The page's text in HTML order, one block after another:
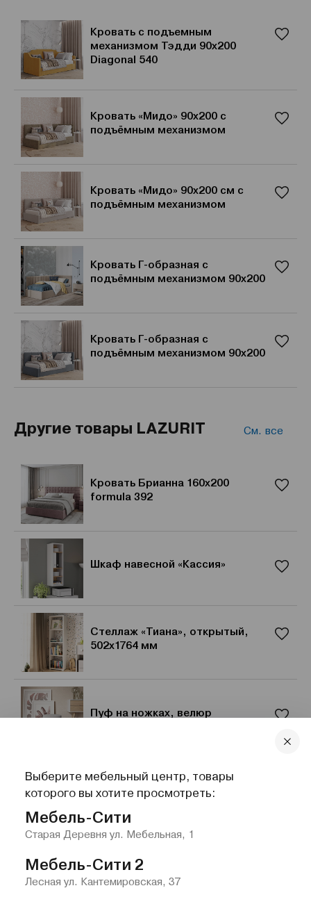
Кровать с подъемным
механизмом Тэдди 90x200
Diagonal 540
Кровать «Мидо» 90x200 с
подъёмным механизмом
Кровать «Мидо» 90x200 см с
подъёмным механизмом
Кровать Г-образная с
подъёмным механизмом 90x200
Кровать Г-образная с
подъёмным механизмом 90x200
Другие товары LAZURIT См. все
Кровать Брианна 160x200
formula 392
Шкаф навесной «Кассия»
Стеллаж «Тиана», открытый,
502x1764 мм
Пуф на ножках, велюр
Кровать Альфа 200x200 happy
102
Выберите мебельный центр, товары
которого вы хотите просмотреть:
Мебель-Сити
Старая Деревня ул. Мебельная, 1
Мебель-Сити 2
Лесная ул. Кантемировская, 37